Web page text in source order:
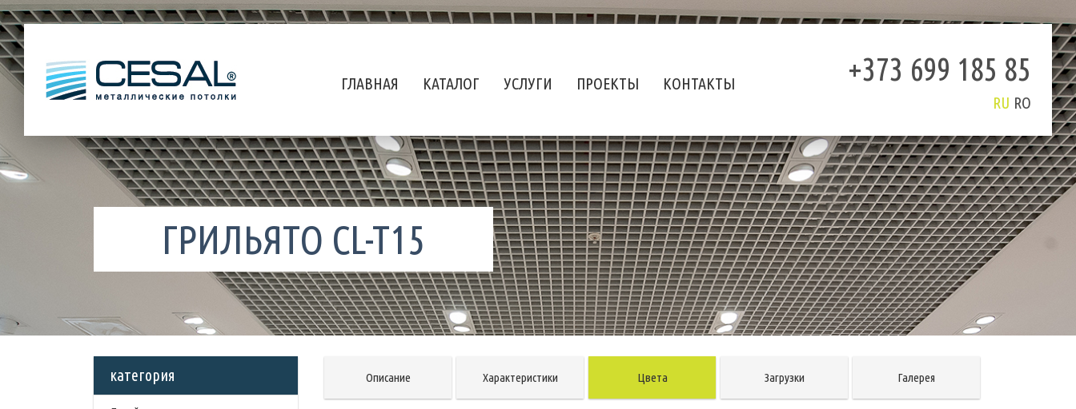
+373 699 185 85
RU RO
ГЛАВНАЯ КАТАЛОГ УСЛУГИ ПРОЕКТЫ КОНТАКТЫ
ГРИЛЬЯТО CL-T15
категория Описание Характеристики Цвета Загрузки Галерея